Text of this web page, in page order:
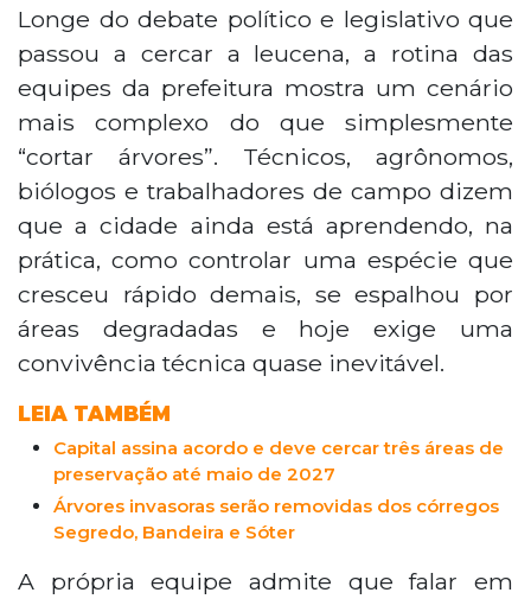
trabalham na retirada da leucena, planta
invasora que dominou margens de
córregos por décadas. O processo
envolve máquinas, agrônomos e
biólogos, e a erradicação total é
considerada improvável. O foco agora é o
controle contínuo e a recuperação
gradual das áreas, com replantio de
espécies nativas do Cerrado. A espécie,
introduzida nos anos 1980 como solução
ambiental, tornou-se um problema por
crescer rapidamente e impedir o
desenvolvimento de outras plantas.
Longe do debate político e legislativo que
passou a cercar a leucena, a rotina das
equipes da prefeitura mostra um cenário
mais complexo do que simplesmente
“cortar árvores”. Técnicos, agrônomos,
biólogos e trabalhadores de campo dizem
que a cidade ainda está aprendendo, na
prática, como controlar uma espécie que
cresceu rápido demais, se espalhou por
áreas degradadas e hoje exige uma
convivência técnica quase inevitável.
LEIA TAMBÉM
Capital assina acordo e deve cercar três áreas de
preservação até maio de 2027
Árvores invasoras serão removidas dos córregos
Segredo, Bandeira e Sóter
A própria equipe admite que falar em